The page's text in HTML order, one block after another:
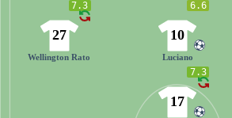
6.6
10
Luciano
7.3
27
Wellington Rato
7.3
17